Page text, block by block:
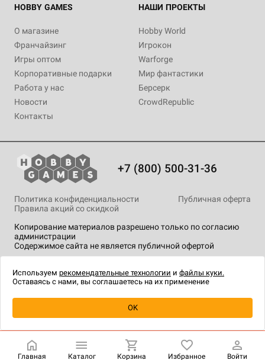
Уведомить о наличии
HOBBY GAMES
О магазине
Франчайзинг
Игры оптом
Корпоративные подарки
Работа у нас
Новости
Контакты
НАШИ ПРОЕКТЫ
Hobby World
Игрокон
Warforge
Мир фантастики
Берсерк
CrowdRepublic
+7 (800) 500-31-36
Копирование материалов разрешено только по согласию
администрации
Содержимое сайта не является публичной офертой
Политика конфиденциальности
Публичная оферта
Правила акций со скидкой
технологии.
Главная Каталог Корзина Избранное Войти
Используем рекомендательные технологии и файлы куки.
Оставаясь с нами, вы соглашаетесь на их применение
OK